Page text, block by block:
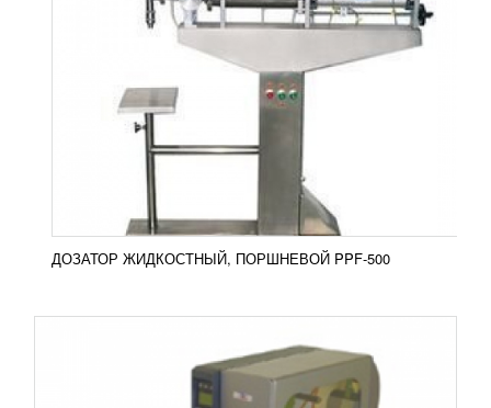
ДОЗАТОР ЖИДКОСТНЫЙ, ПОРШНЕВОЙ PPF-500
АВТОМАТИЧЕСКИЙ АППЛИКАТОР
ЭТИКЕТОК V-SX
УЗНАТЬ ЦЕНУ
Автоматический аппликатор этикеток V-SX
Указанное устройство используется для изделий,
которые движутся на медлительных
производственных...
ПОДРОБНЕЕ
Добавить в сравнение